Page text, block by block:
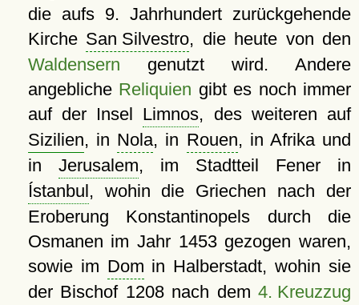
die aufs 9. Jahrhundert zurückgehende
Kirche San Silvestro, die heute von den
Waldensern genutzt wird. Andere
angebliche Reliquien gibt es noch immer
auf der Insel Limnos, des weiteren auf
Sizilien, in Nola, in Rouen, in Afrika und
in Jerusalem, im Stadtteil Fener in
Ístanbul, wohin die Griechen nach der
Eroberung Konstantinopels durch die
Osmanen im Jahr 1453 gezogen waren,
sowie im Dom in Halberstadt, wohin sie
der Bischof 1208 nach dem 4. Kreuzzug